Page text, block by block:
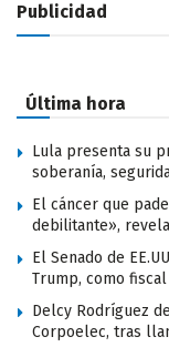
Publicidad
Última hora
Lula presenta su
soberanía,
El cáncer que
debilitante»,
El Senado de
Trump, como
Delcy Rodríguez
Corpoelec, tras